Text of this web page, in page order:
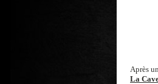
Après
La